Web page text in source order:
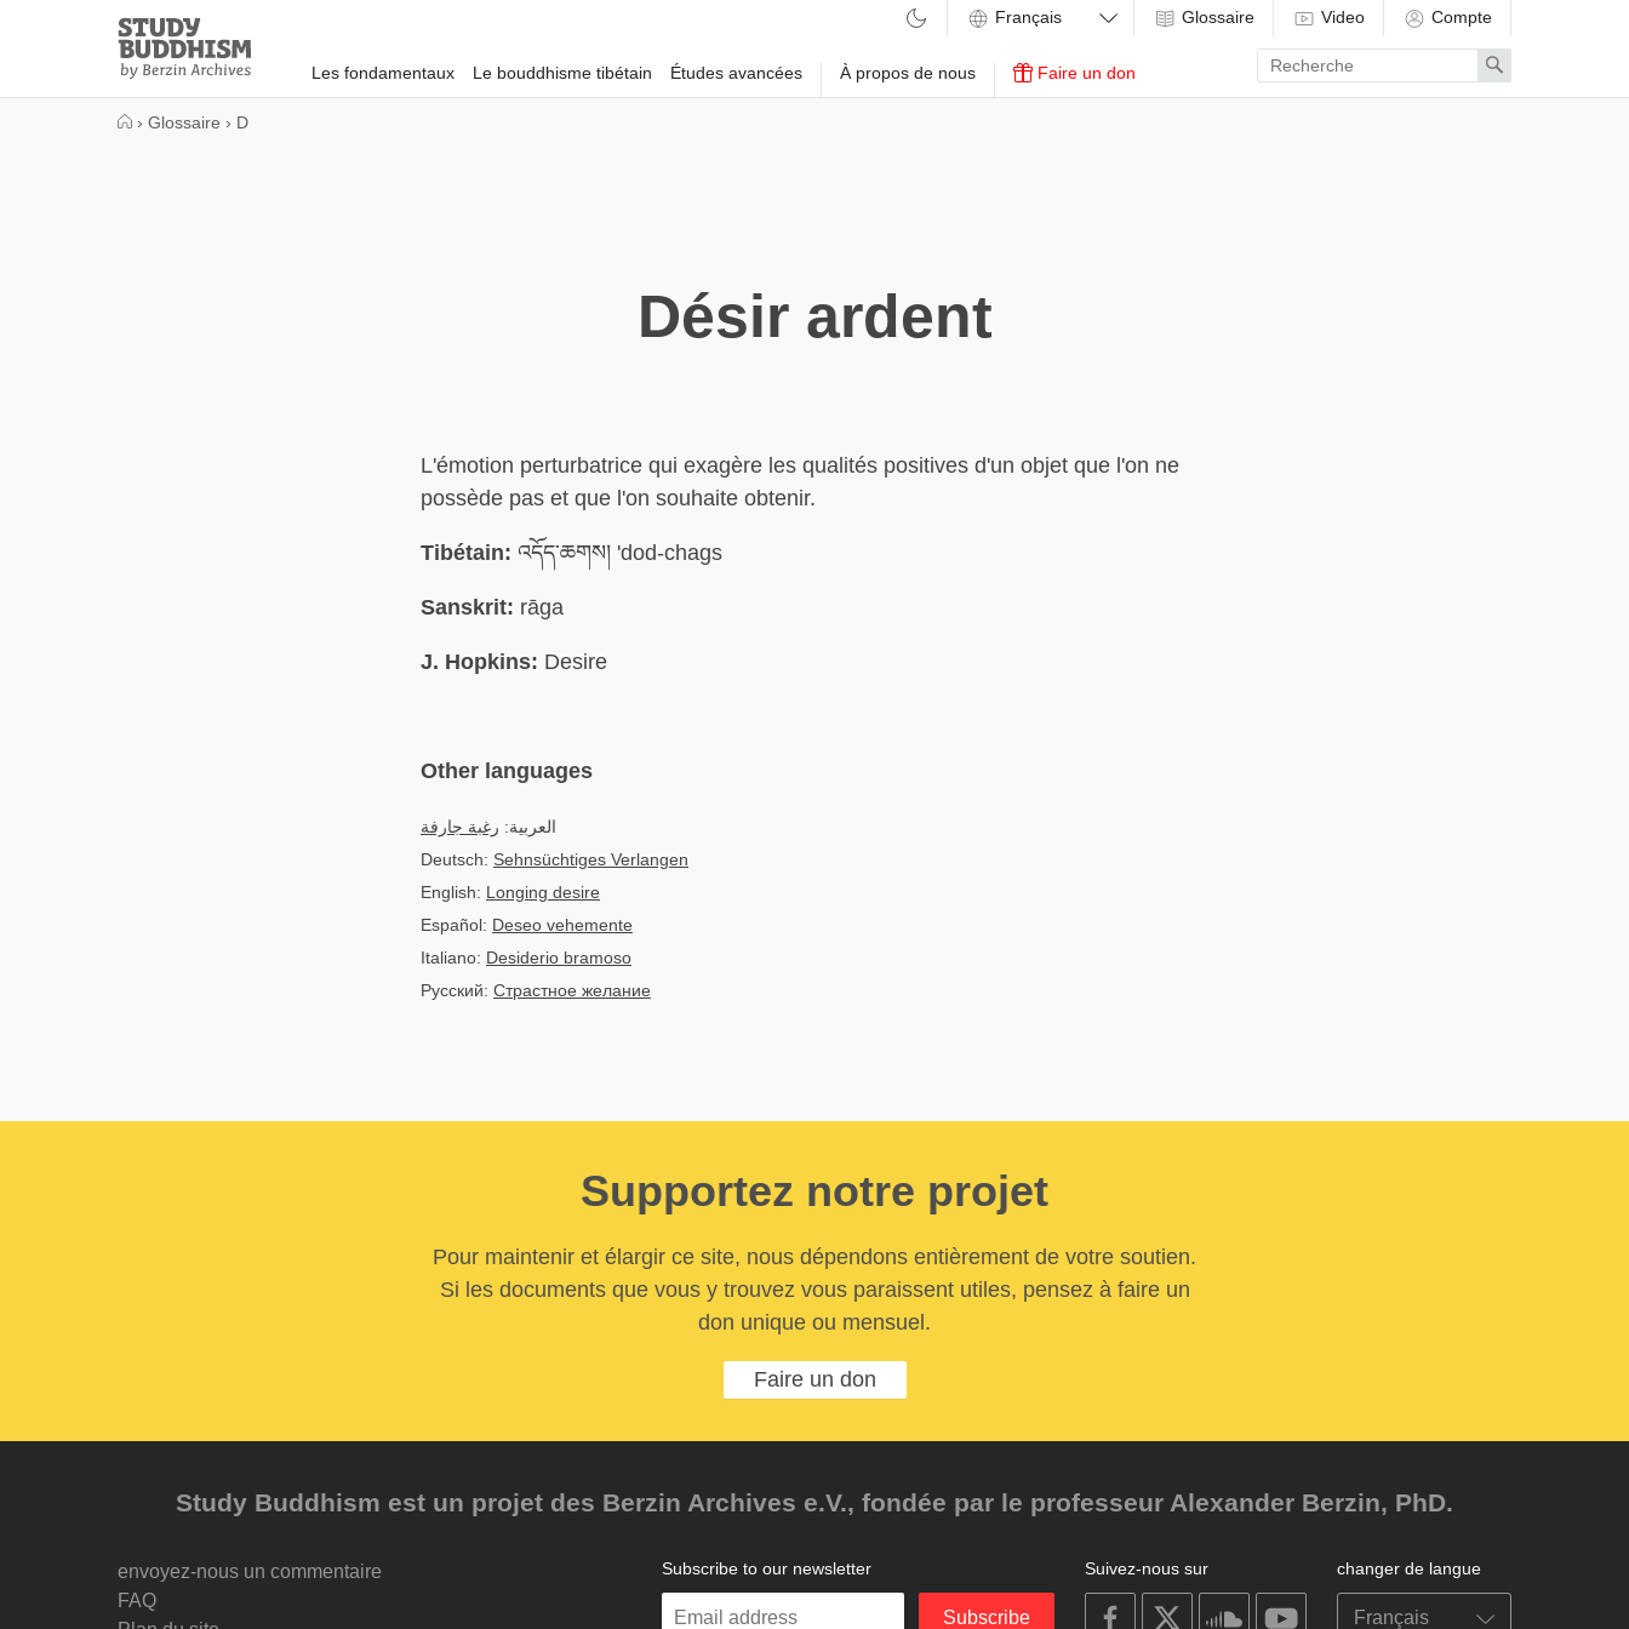
Study
Buddhism
Home
Les fondamentaux Le bouddhisme tibétain Études avancées À propos de nous Faire un don
Glossaire Video Compte
Enter
search
term
Search
› Glossaire › D
Désir ardent
L'émotion perturbatrice qui exagère les qualités positives d'un objet que l'on ne
possède pas et que l'on souhaite obtenir.
Tibétain: འདོད་ཆགས། 'dod-chags
Sanskrit: rāga
J. Hopkins: Desire
Other languages
العربية: رغبة جارفة
Deutsch: Sehnsüchtiges Verlangen
English: Longing desire
Español: Deseo vehemente
Italiano: Desiderio bramoso
Русский: Страстное желание
Supportez notre projet
Pour maintenir et élargir ce site, nous dépendons entièrement de votre soutien.
Si les documents que vous y trouvez vous paraissent utiles, pensez à faire un
don unique ou mensuel.
Faire un don
Study Buddhism est un projet des Berzin Archives e.V., fondée par le professeur Alexander Berzin, PhD.
envoyez-nous un commentaire
FAQ
changer de langue
Suivez-nous sur
on
facebook
on
on
soundcloudyoutube
Subscribe to our newsletter
Enter
Subscribe